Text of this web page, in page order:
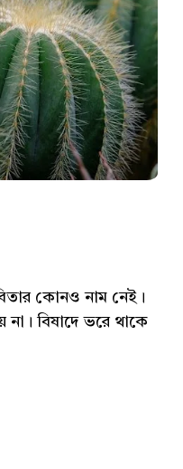
কোনও নাম নেই।
বিষাদে ভরে থাকে